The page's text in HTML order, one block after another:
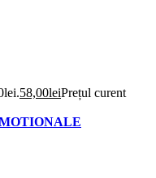
58,00leiPrețul curent